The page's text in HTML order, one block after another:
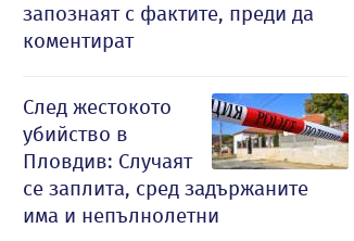
запознаят с фактите, преди да
коментират
След жестокото
убийство в
Пловдив: Случаят
се заплита, сред задържаните
има и непълнолетни